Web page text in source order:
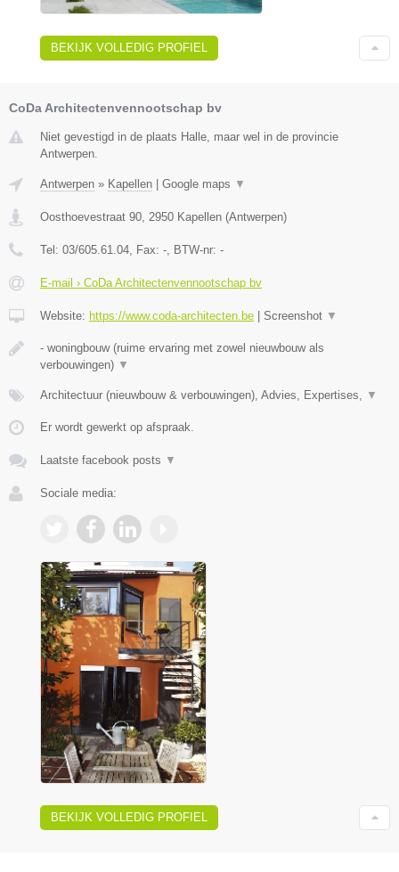
BEKIJK VOLLEDIG PROFIEL
CoDa Architectenvennootschap bv
Niet gevestigd in de plaats Halle, maar wel in de provincie
Antwerpen.
Antwerpen » Kapellen Google maps ▼
Oosthoevestraat 90, 2950 Kapellen (Antwerpen)
Tel: 03/605.61.04, Fax: -, BTW-nr: -
E-mail › CoDa Architectenvennootschap bv
Website: https://www.coda-architecten.be Screenshot ▼
- woningbouw (ruime ervaring met zowel nieuwbouw als
verbouwingen) ▼
Architectuur (nieuwbouw & verbouwingen), Advies, Expertises, ▼
Er wordt gewerkt op afspraak.
Laatste facebook posts ▼
Sociale media:
BEKIJK VOLLEDIG PROFIEL